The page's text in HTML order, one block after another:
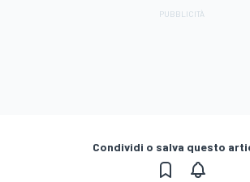
Condividi o salva questo